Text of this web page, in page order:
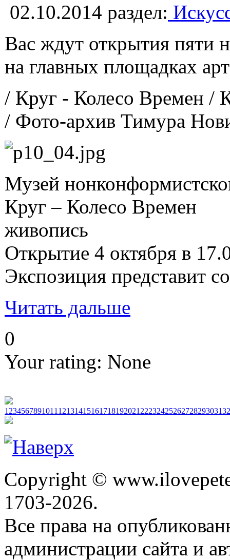
02.10.2014 раздел:
Вас ждут открытия пяти
на главных площадках
/ Круг - Колесо Времен /
/ Фото-архив Тимура
Музей
Круг – Колесо Времен
живопись
Открытие 4 октября в
Экспозиция представит
Читать дальше
0
Your rating: None
1 234567891011 12131415161718192021 2223242526272829303132
Copyright ©
1703-2026.
Все права на
администрации сайта и